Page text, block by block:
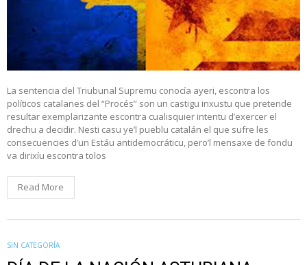
La sentencia del Triubunal Supremu conocía ayeri, escontra los
políticos catalanes del “Procés” son un castigu inxustu que pretende
resultar exemplarizante escontra cualisquier intentu d’exercer el
drechu a decidir. Nesti casu ye’l pueblu catalán el que sufre les
consecuencies d’un Estáu antidemocráticu, pero’l mensaxe de fondu
va dirixíu escontra tolos
Read More
SIN CATEGORÍA